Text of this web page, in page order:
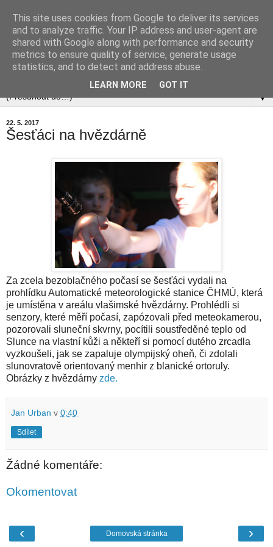
▼
22. 5. 2017
Šesťáci na hvězdárně
Za zcela bezoblačného počasí se šesťáci vydali na
prohlídku Automatické meteorologické stanice ČHMÚ, která
je umístěna v areálu vlašimské hvězdárny. Prohlédli si
senzory, které měří počasí, zapózovali před meteokamerou,
pozorovali sluneční skvrny, pocítili soustředěné teplo od
Slunce na vlastní kůži a někteří si pomocí dutého zrcadla
vyzkoušeli, jak se zapaluje olympijský oheň, či zdolali
slunovratově orientovaný menhir z blanické ortoruly.
Obrázky z hvězdárny zde.
Jan Urban v 0:40
Sdílet
Žádné komentáře:
Okomentovat
‹ ›
Domovská stránka
This site uses cookies from Google to deliver its services
and to analyze traffic. Your IP address and user-agent are
shared with Google along with performance and security
metrics to ensure quality of service, generate usage
statistics, and to detect and address abuse.
LEARN MORE GOT IT